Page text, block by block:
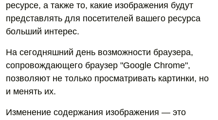
ресурсе, а также то, какие изображения будут
представлять для посетителей вашего ресурса
больший интерес.
На сегодняшний день возможности браузера,
сопровождающего браузер "Google Chrome",
позволяют не только просматривать картинки, но
и менять их.
Изменение содержания изображения — это